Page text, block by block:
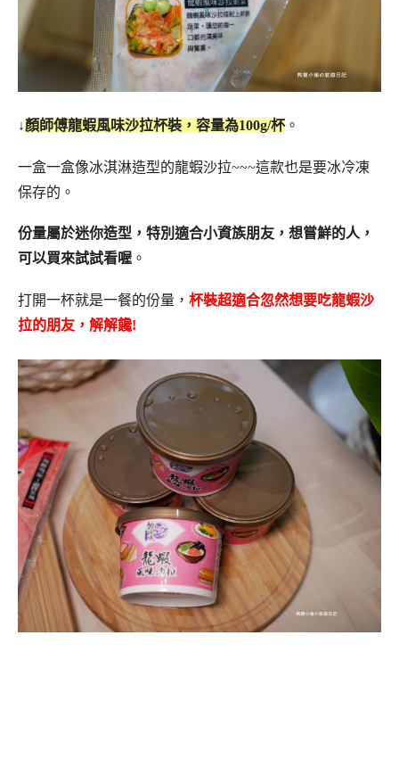
↓顏師傅龍蝦風味沙拉杯裝，容量為100g/杯。
一盒一盒像冰淇淋造型的龍蝦沙拉~~~這款也是要冰冷凍
保存的。
份量屬於迷你造型，特別適合小資族朋友，想嘗鮮的人，
可以買來試試看喔 。
打開一杯就是一餐的份量， 杯裝超適合忽然想要吃龍蝦沙
拉的朋友，解解饞!